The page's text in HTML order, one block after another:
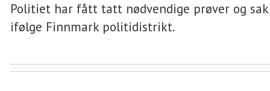
Politiet har fått tatt nødvendige prøver og
ifølge Finnmark politidistrikt.